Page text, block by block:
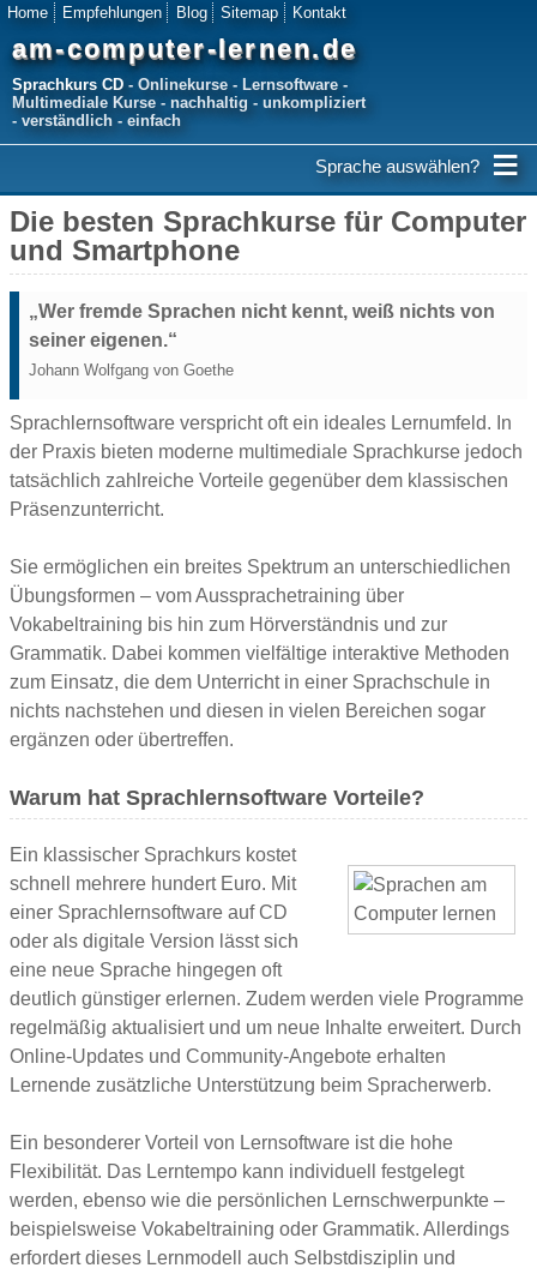
am-computer-lernen.de
Sprachkurs CD - Onlinekurse - Lernsoftware -
Multimediale Kurse - nachhaltig - unkompliziert
- verständlich - einfach
Home Empfehlungen Blog Sitemap Kontakt
Sprache auswählen? ≡
Die besten Sprachkurse für Computer
und Smartphone
„Wer fremde Sprachen nicht kennt, weiß nichts von
seiner eigenen.“
Johann Wolfgang von Goethe
Sprachlernsoftware verspricht oft ein ideales Lernumfeld. In
der Praxis bieten moderne multimediale Sprachkurse jedoch
tatsächlich zahlreiche Vorteile gegenüber dem klassischen
Präsenzunterricht.
Sie ermöglichen ein breites Spektrum an unterschiedlichen
Übungsformen – vom Aussprachetraining über
Vokabeltraining bis hin zum Hörverständnis und zur
Grammatik. Dabei kommen vielfältige interaktive Methoden
zum Einsatz, die dem Unterricht in einer Sprachschule in
nichts nachstehen und diesen in vielen Bereichen sogar
ergänzen oder übertreffen.
Warum hat Sprachlernsoftware Vorteile?
Ein klassischer Sprachkurs kostet
schnell mehrere hundert Euro. Mit
einer Sprachlernsoftware auf CD
oder als digitale Version lässt sich
eine neue Sprache hingegen oft
deutlich günstiger erlernen. Zudem werden viele Programme
regelmäßig aktualisiert und um neue Inhalte erweitert. Durch
Online-Updates und Community-Angebote erhalten
Lernende zusätzliche Unterstützung beim Spracherwerb.
Ein besonderer Vorteil von Lernsoftware ist die hohe
Flexibilität. Das Lerntempo kann individuell festgelegt
werden, ebenso wie die persönlichen Lernschwerpunkte –
beispielsweise Vokabeltraining oder Grammatik. Allerdings
erfordert dieses Lernmodell auch Selbstdisziplin und